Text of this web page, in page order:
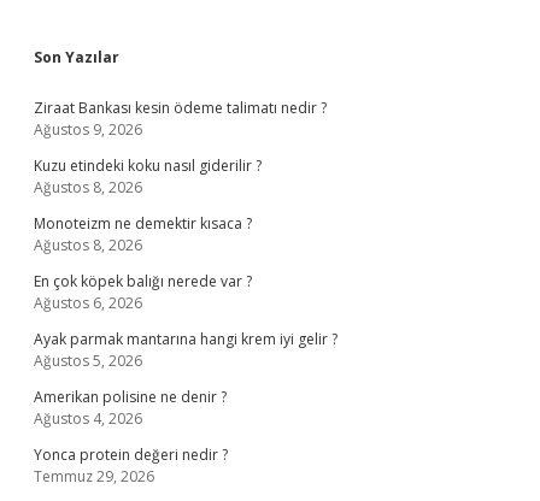
Sidebar
Son Yazılar
Ziraat Bankası kesin ödeme talimatı nedir ?
Ağustos 9, 2026
Kuzu etindeki koku nasıl giderilir ?
Ağustos 8, 2026
Monoteizm ne demektir kısaca ?
Ağustos 8, 2026
En çok köpek balığı nerede var ?
Ağustos 6, 2026
Ayak parmak mantarına hangi krem iyi gelir ?
Ağustos 5, 2026
Amerikan polisine ne denir ?
Ağustos 4, 2026
Yonca protein değeri nedir ?
Temmuz 29, 2026